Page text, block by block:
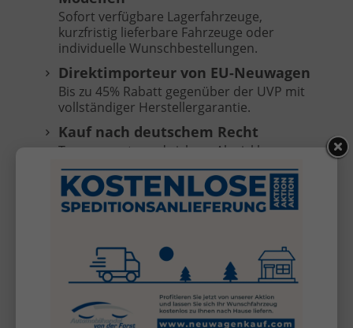
Sofort verfügbare Lagerfahrzeuge,
kurzfristig lieferbare Fahrzeuge oder
individuelle Wunschbestellungen.
Direktimporteur von EU-Neuwagen
Bis zu 45% Rabatt gegenüber der UVP mit
vollständiger Herstellergarantie.
Kauf nach deutschem Recht
Transparente und sichere Abwicklung
ohne Anzahlung, Zahlung erst bei
Fahrzeugübergabe.
Keine versteckten Kosten
Kostenlose Anlieferung
Ihr Fahrzeug direkt vor Ihre Haustür bei
Bestell- oder Vorlauffahrzeugen (außer
Inseln, nicht für KIA Sportage/Stonic).*